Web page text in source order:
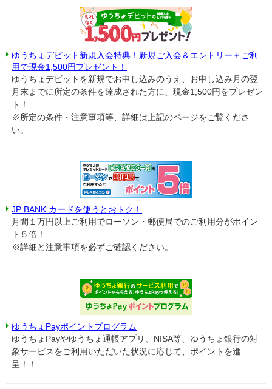
ゆうちょデビット新規入会特典！新規ご入会＆エントリー＋ご利
用で現金1,500円プレゼント！
ゆうちょデビットを新規でお申し込みのうえ、お申し込み月の翌
月末までに所定の条件を達成された方に、現金1,500円をプレゼン
ト！
※所定の条件・注意事項等、詳細は上記のページをご覧くださ
い。
JP BANK カードを使うとおトク！
月間１万円以上ご利用でローソン・郵便局でのご利用分がポイン
ト５倍！
※詳細と注意事項を必ずご確認ください。
ゆうちょPayポイントプログラム
ゆうちょPayやゆうちょ通帳アプリ、NISA等、ゆうちょ銀行の対
象サービスをご利用いただいた状況に応じて、ポイントを進
呈！！